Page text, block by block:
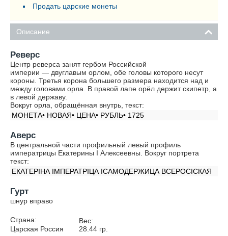
Продать царские монеты
Описание
Реверс
Центр реверса занят гербом Российской
империи — двуглавым орлом, обе головы которого несут
короны. Третья корона большего размера находится над и
между головами орла. В правой лапе орёл держит скипетр, а
в левой державу.
Вокруг орла, обращённая внутрь, текст:
МОНЕТА• НОВАЯ• ЦЕНА• РУБЛЬ• 1725
Аверс
В центральной части профильный левый профиль
императрицы Екатерины I Алексеевны. Вокруг портрета
текст:
ЕКАТЕРIНА IМПЕРАТРIЦА IСАМОДЕРЖИЦА ВСЕРОСIСКАЯ
Гурт
шнур вправо
Страна:
Царская Россия
Вес:
28.44гр.